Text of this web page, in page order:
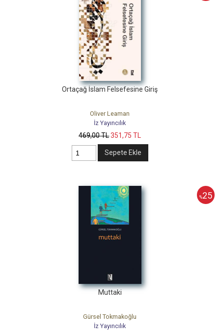
Ortaçağ İslam Felsefesine Giriş
Oliver Leaman
İz Yayıncılık
469,00TL351,75 TL
Sepete Ekle
%25
Muttaki
Gürsel Tokmakoğlu
İz Yayıncılık